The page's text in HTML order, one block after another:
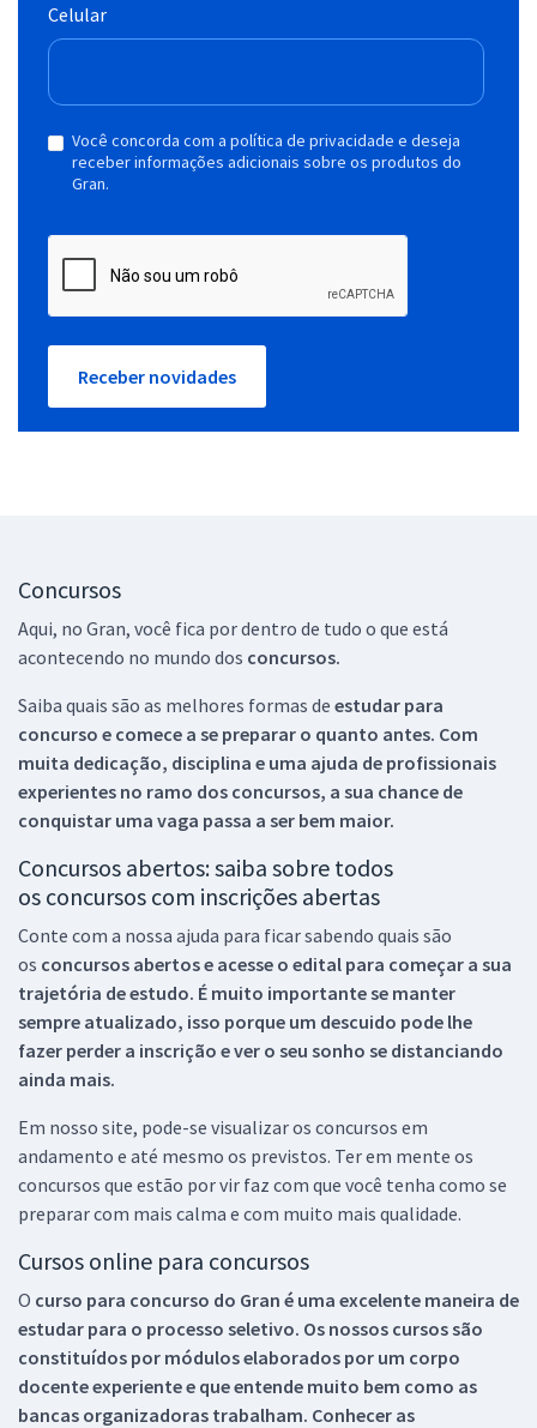
Celular
Você concorda com a política de privacidade e deseja
receber informações adicionais sobre os produtos do
Gran.
Receber novidades
Concursos
Aqui, no Gran, você fica por dentro de tudo o que está
acontecendo no mundo dos concursos.
Saiba quais são as melhores formas de estudar para
concurso e comece a se preparar o quanto antes. Com
muita dedicação, disciplina e uma ajuda de profissionais
experientes no ramo dos concursos, a sua chance de
conquistar uma vaga passa a ser bem maior.
Concursos abertos: saiba sobre todos
os concursos com inscrições abertas
Conte com a nossa ajuda para ficar sabendo quais são
os concursos abertos e acesse o edital para começar a sua
trajetória de estudo. É muito importante se manter
sempre atualizado, isso porque um descuido pode lhe
fazer perder a inscrição e ver o seu sonho se distanciando
ainda mais.
Em nosso site, pode-se visualizar os concursos em
andamento e até mesmo os previstos. Ter em mente os
concursos que estão por vir faz com que você tenha como se
preparar com mais calma e com muito mais qualidade.
Cursos online para concursos
O curso para concurso do Gran é uma excelente maneira de
estudar para o processo seletivo. Os nossos cursos são
constituídos por módulos elaborados por um corpo
docente experiente e que entende muito bem como as
bancas organizadoras trabalham. Conhecer as